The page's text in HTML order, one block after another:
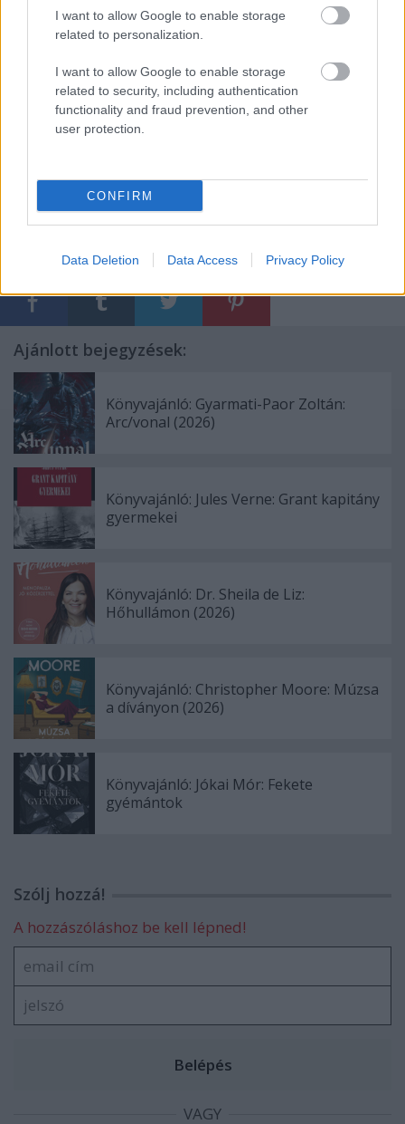
I want to allow Google to enable storage
related to personalization.
I want to allow Google to enable storage
related to security, including authentication
functionality and fraud prevention, and other
user protection.
CONFIRM
Data Deletion Data Access Privacy Policy
példátlanul jó arányérzékkel elkészített alkotás,
amely hihetetlen erővel képes kommunikálni
8,5/10
A Disobedience teljes adatlapja a Magyar Film
Címkék:dráma filmkritikák
Ajánlott bejegyzések:
Könyvajánló: Gyarmati-Paor Zoltán:
Arc/vonal (2026)
Könyvajánló: Jules Verne: Grant kapitány
gyermekei
Könyvajánló: Dr. Sheila de Liz:
Hőhullámon (2026)
Könyvajánló: Christopher Moore: Múzsa
a díványon (2026)
Könyvajánló: Jókai Mór: Fekete
gyémántok
Szólj hozzá!
A hozzászóláshoz be kell lépned!
VAGY